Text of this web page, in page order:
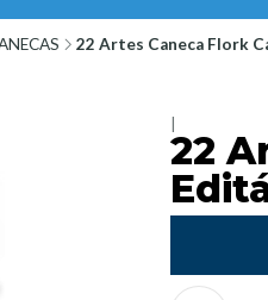
22 Artes Caneca Flork
22